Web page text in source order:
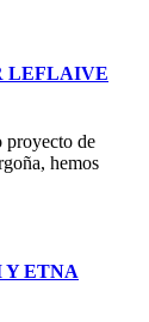
LEFLAIVE
de
hemos
Y ETNA